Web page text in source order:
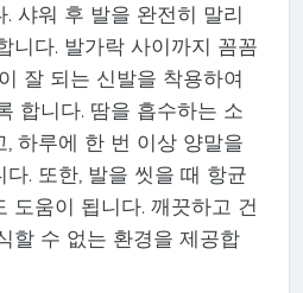
샤워 후 발을 완전히 말리
니다. 발가락 사이까지 꼼꼼
잘 되는 신발을 착용하여
합니다. 땀을 흡수하는 소
하루에 한 번 이상 양말을
. 또한, 발을 씻을 때 항균
도움이 됩니다. 깨끗하고 건
할 수 없는 환경을 제공합